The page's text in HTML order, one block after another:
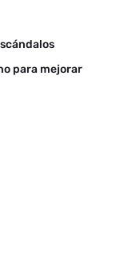
para mejorar